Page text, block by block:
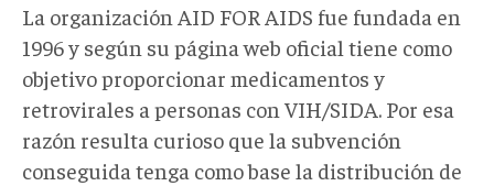
La organización AID FOR AIDS fue fundada en
1996 y según su página web oficial tiene como
objetivo proporcionar medicamentos y
retrovirales a personas con VIH/SIDA. Por esa
razón resulta curioso que la subvención
conseguida tenga como base la distribución de